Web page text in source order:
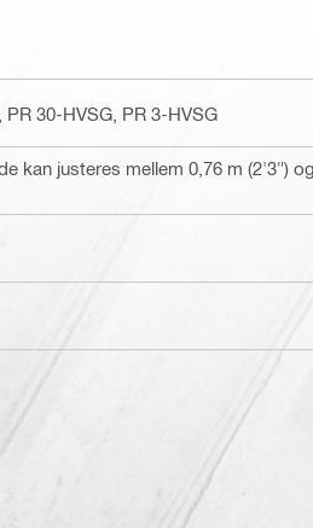
PR 30-HVSG, PR 3-HVSG
kan justeres mellem 0,76 m (2'3")